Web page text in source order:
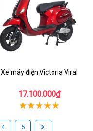
Xe máy điện Victoria Viral
17.100.000₫
4 5